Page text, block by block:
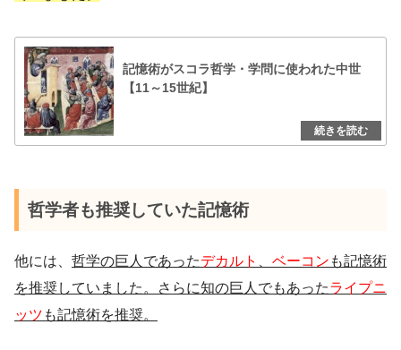
記憶術がスコラ哲学・学問に使われた中世
【11～15世紀】
哲学者も推奨していた記憶術
他には、 哲学の巨人であったデカルト 、 ベーコン も記憶術
を推奨していました。さらに知の巨人でもあったライプニ
ッツ も記憶術を推奨。